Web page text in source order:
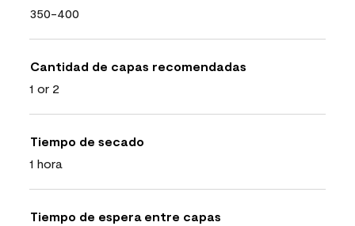
350-400
Cantidad de capas recomendadas
1 or 2
Tiempo de secado
1 hora
Tiempo de espera entre capas